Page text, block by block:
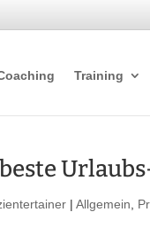
Training
|Allgemein